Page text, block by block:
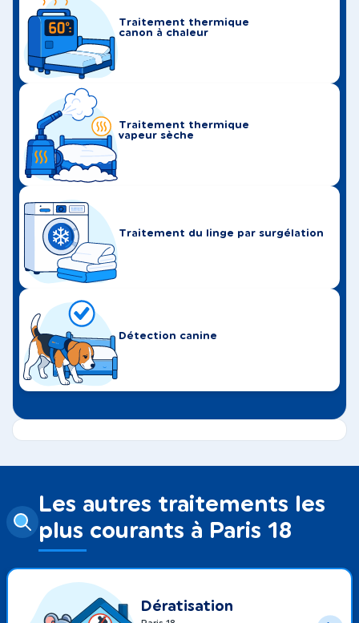
Traitement thermique
canon à chaleur
Traitement thermique
vapeur sèche
Traitement du linge par surgélation
Détection canine
Les autres traitements les
plus courants à Paris 18
Dératisation